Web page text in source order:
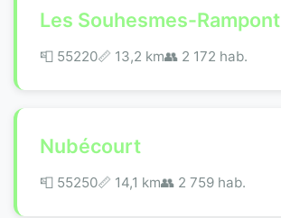
Les Souhesmes-Rampont
📮 55220📏 13,2 km👥 2 172 hab.
Nubécourt
📮 55250📏 14,1 km👥 2 759 hab.